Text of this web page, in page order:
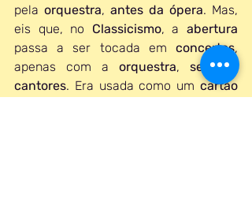
pela orquestra, antes da ópera. Mas,
eis que, no Classicismo, a
passa a ser tocada em concertos,
apenas com a orquestra, sem
os
cantores. Era usada como um cartão